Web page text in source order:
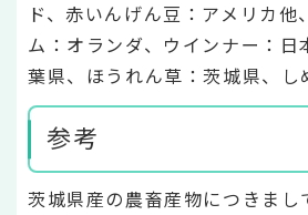
ド、赤いんげん豆：アメリカ他
ム：オランダ、ウインナー：日
葉県、ほうれん草：茨城県、し
参考
茨城県産の農畜産物につきまし